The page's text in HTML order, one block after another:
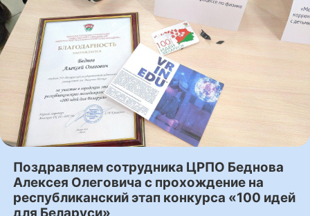
Поздравляем сотрудника ЦРПО Беднова
Алексея Олеговича с прохождение на
республиканский этап конкурса «100 идей